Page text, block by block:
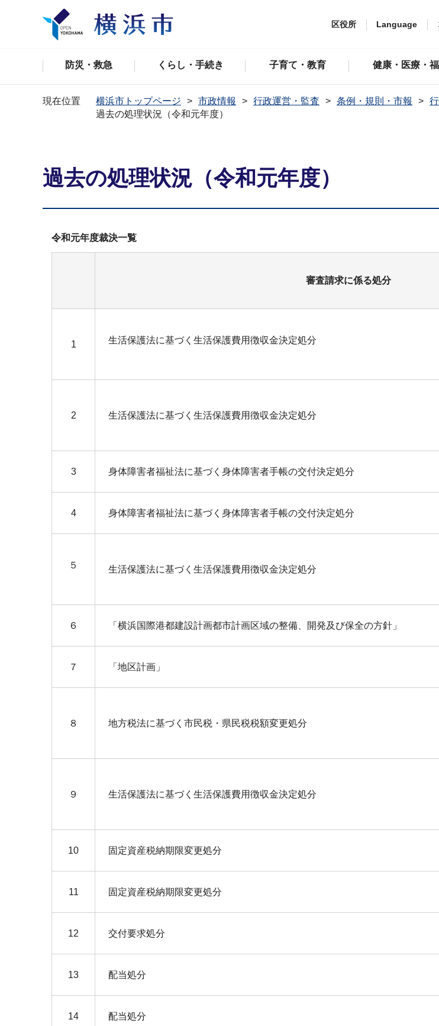
区役所 Language
防災・救急 くらし・手続き 子育て・教育 健康・医療・
現在位置 横浜市トップページ 市政情報 行政運営・監査 条例・規則・市報
過去の処理状況（令和元年度）
過去の処理状況（令和元年度）
令和元年度裁決一覧
審査請求に係る処分
1 生活保護法に基づく生活保護費用徴収金決定処分
2 生活保護法に基づく生活保護費用徴収金決定処分
3 身体障害者福祉法に基づく身体障害者手帳の交付決定処分
4 身体障害者福祉法に基づく身体障害者手帳の交付決定処分
５ 生活保護法に基づく生活保護費用徴収金決定処分
６ 「横浜国際港都建設計画都市計画区域の整備、開発及び保全の方針」
７ 「地区計画」
８ 地方税法に基づく市民税・県民税税額変更処分
９ 生活保護法に基づく生活保護費用徴収金決定処分
10 固定資産税納期限変更処分
11 固定資産税納期限変更処分
12 交付要求処分
13 配当処分
14 配当処分